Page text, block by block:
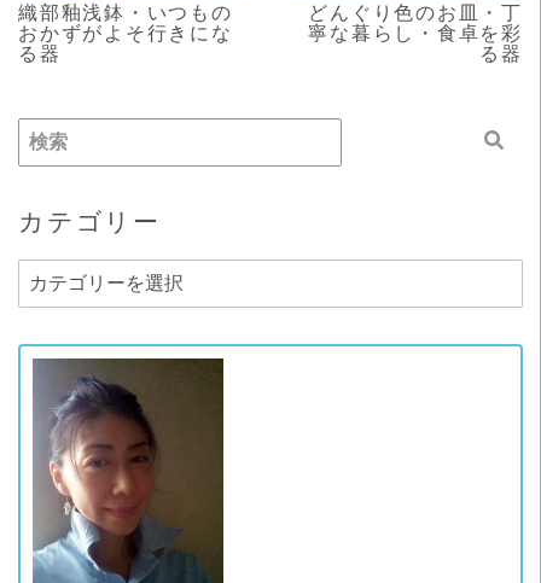
織部釉浅鉢・いつもの
おかずがよそ行きにな
る器
どんぐり色のお皿・丁
寧な暮らし・食卓を彩
る器
カテゴリー
カ
テ